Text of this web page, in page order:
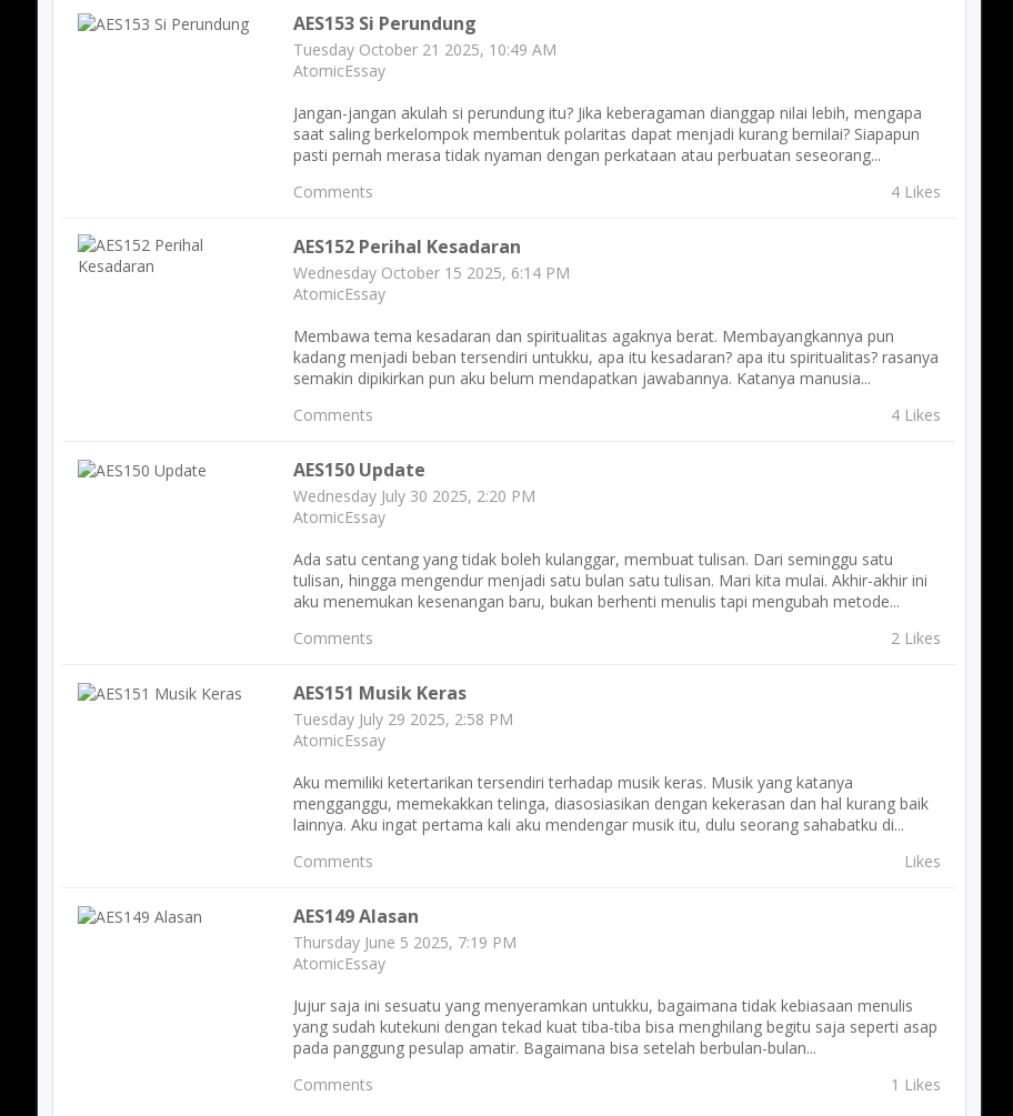
AES153 Si Perundung
Tuesday October 21 2025, 10:49 AM
AtomicEssay
Jangan-jangan akulah si perundung itu? Jika keberagaman dianggap nilai lebih, mengapa
saat saling berkelompok membentuk polaritas dapat menjadi kurang bernilai? Siapapun
pasti pernah merasa tidak nyaman dengan perkataan atau perbuatan seseorang...
Comments
4 Likes
AES152 Perihal Kesadaran
Wednesday October 15 2025, 6:14 PM
AtomicEssay
Membawa tema kesadaran dan spiritualitas agaknya berat. Membayangkannya pun
kadang menjadi beban tersendiri untukku, apa itu kesadaran? apa itu spiritualitas? rasanya
semakin dipikirkan pun aku belum mendapatkan jawabannya. Katanya manusia...
Comments
4 Likes
AES150 Update
Wednesday July 30 2025, 2:20 PM
AtomicEssay
Ada satu centang yang tidak boleh kulanggar, membuat tulisan. Dari seminggu satu
tulisan, hingga mengendur menjadi satu bulan satu tulisan. Mari kita mulai. Akhir-akhir ini
aku menemukan kesenangan baru, bukan berhenti menulis tapi mengubah metode...
Comments
2 Likes
AES151 Musik Keras
Tuesday July 29 2025, 2:58 PM
AtomicEssay
Aku memiliki ketertarikan tersendiri terhadap musik keras. Musik yang katanya
mengganggu, memekakkan telinga, diasosiasikan dengan kekerasan dan hal kurang baik
lainnya. Aku ingat pertama kali aku mendengar musik itu, dulu seorang sahabatku di...
Comments
Likes
AES149 Alasan
Thursday June 5 2025, 7:19 PM
AtomicEssay
Jujur saja ini sesuatu yang menyeramkan untukku, bagaimana tidak kebiasaan menulis
yang sudah kutekuni dengan tekad kuat tiba-tiba bisa menghilang begitu saja seperti asap
pada panggung pesulap amatir. Bagaimana bisa setelah berbulan-bulan...
Comments
1 Likes